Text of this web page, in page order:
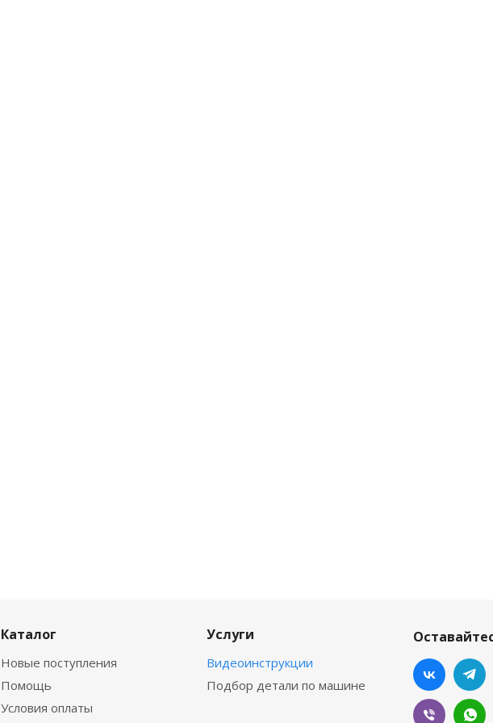
Каталог
Новые поступления
Помощь
Условия оплаты
Услуги
Видеоинструкции
Подбор детали по машине